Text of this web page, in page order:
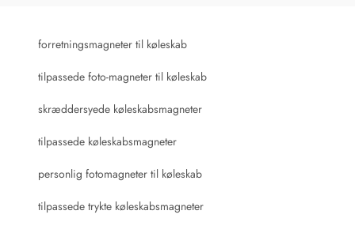
forretningsmagneter til køleskab
tilpassede foto-magneter til køleskab
skræddersyede køleskabsmagneter
tilpassede køleskabsmagneter
personlig fotomagneter til køleskab
tilpassede trykte køleskabsmagneter